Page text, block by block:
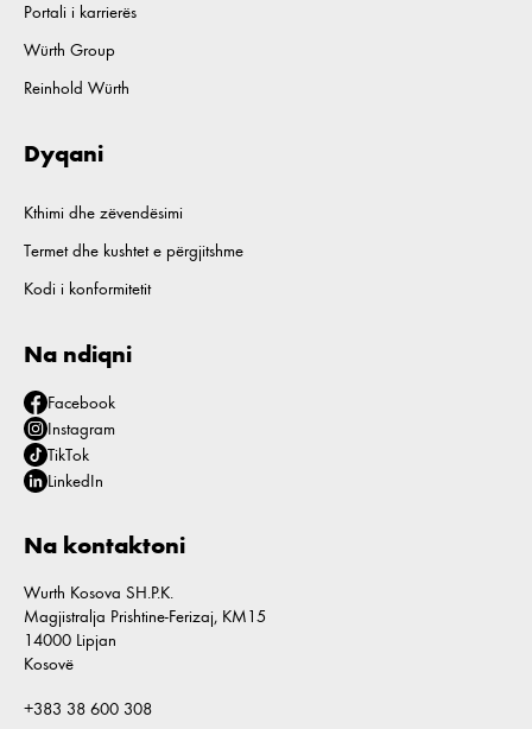
Portali i karrierës
Würth Group
Reinhold Würth
Dyqani
Kthimi dhe zëvendësimi
Termet dhe kushtet e përgjitshme
Kodi i konformitetit
Na ndiqni
Facebook
Instagram
TikTok
LinkedIn
Na kontaktoni
Wurth Kosova SH.P.K.
Magjistralja Prishtine-Ferizaj, KM15
14000 Lipjan
Kosovë
+383 38 600 308